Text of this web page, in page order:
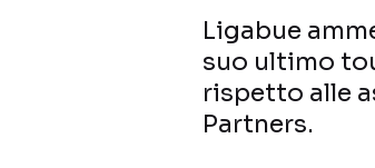
Ligabue
suo ultimo
rispetto alle
Partners.